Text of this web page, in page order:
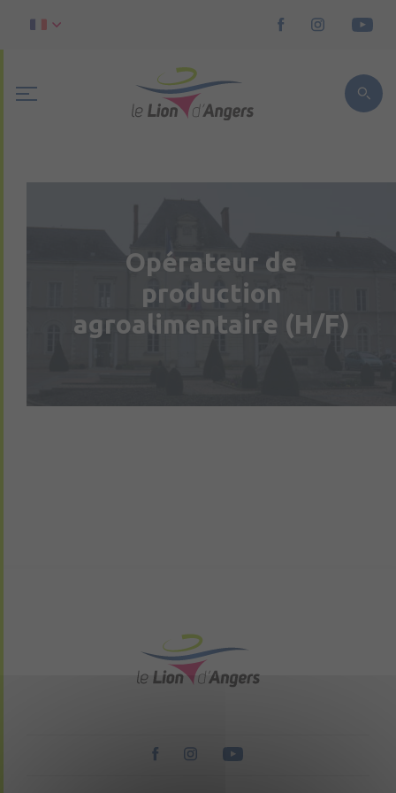
Opérateur de
production
agroalimentaire (H/F)